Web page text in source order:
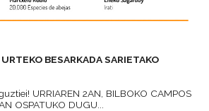
BESARKADA SARIETAKO
URRIAREN 2AN, BILBOKO CAMPOS
OSPATUKO DUGU...